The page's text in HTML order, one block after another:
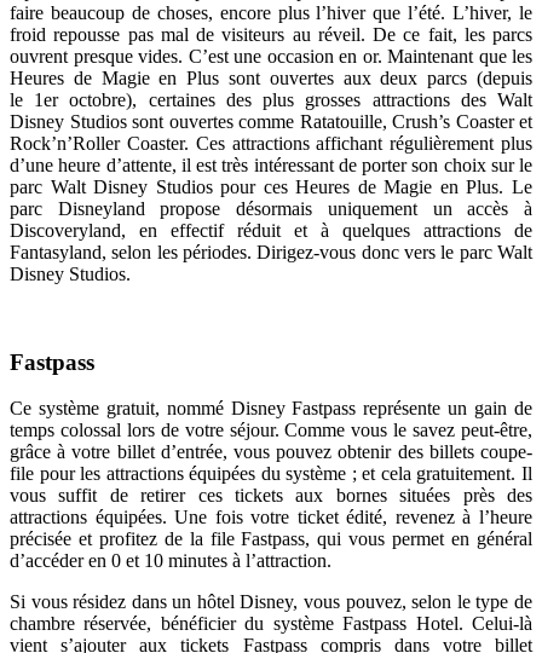
faire beaucoup de choses, encore plus l’hiver que l’été. L’hiver, le
froid repousse pas mal de visiteurs au réveil. De ce fait, les parcs
ouvrent presque vides. C’est une occasion en or. Maintenant que les
Heures de Magie en Plus sont ouvertes aux deux parcs (depuis
le 1er octobre), certaines des plus grosses attractions des Walt
Disney Studios sont ouvertes comme Ratatouille, Crush’s Coaster et
Rock’n’Roller Coaster. Ces attractions affichant régulièrement plus
d’une heure d’attente, il est très intéressant de porter son choix sur le
parc Walt Disney Studios pour ces Heures de Magie en Plus. Le
parc Disneyland propose désormais uniquement un accès à
Discoveryland, en effectif réduit et à quelques attractions de
Fantasyland, selon les périodes. Dirigez-vous donc vers le parc Walt
Disney Studios.
Fastpass
Ce système gratuit, nommé Disney Fastpass représente un gain de
temps colossal lors de votre séjour. Comme vous le savez peut-être,
grâce à votre billet d’entrée, vous pouvez obtenir des billets coupe-
file pour les attractions équipées du système ; et cela gratuitement. Il
vous suffit de retirer ces tickets aux bornes situées près des
attractions équipées. Une fois votre ticket édité, revenez à l’heure
précisée et profitez de la file Fastpass, qui vous permet en général
d’accéder en 0 et 10 minutes à l’attraction.
Si vous résidez dans un hôtel Disney, vous pouvez, selon le type de
chambre réservée, bénéficier du système Fastpass Hotel. Celui-là
vient s’ajouter aux tickets Fastpass compris dans votre billet